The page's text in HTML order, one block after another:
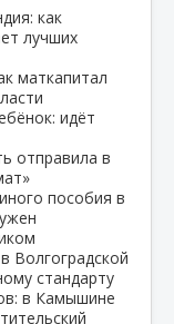
как
лучших
маткапитал
идёт
отправила в
пособия в
Волгоградской
стандарту
в Камышине